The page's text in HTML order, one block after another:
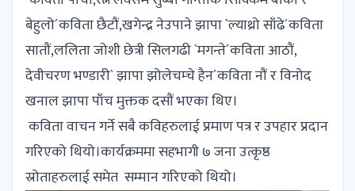
बेहुलो´कविता छैटौं,खगेन्द्र नेउपाने झापा `ल्याथ्रो साँढे´कविता
सातौं,ललिता जोशी छेत्री सिलगढी `मगन्ते´कविता आठौं,
देवीचरण भण्डारी` झापा झोलेचम्चे हैन´कविता नौं र विनोद
खनाल झापा पाँच मुक्तक दसौं भएका थिए।
कविता वाचन गर्ने सबै कविहरुलाई प्रमाण पत्र र उपहार प्रदान
गरिएको थियो।कार्यक्रममा सहभागी ७ जना उत्कृष्ठ
स्रोताहरुलाई समेत सम्मान गरिएको थियो।